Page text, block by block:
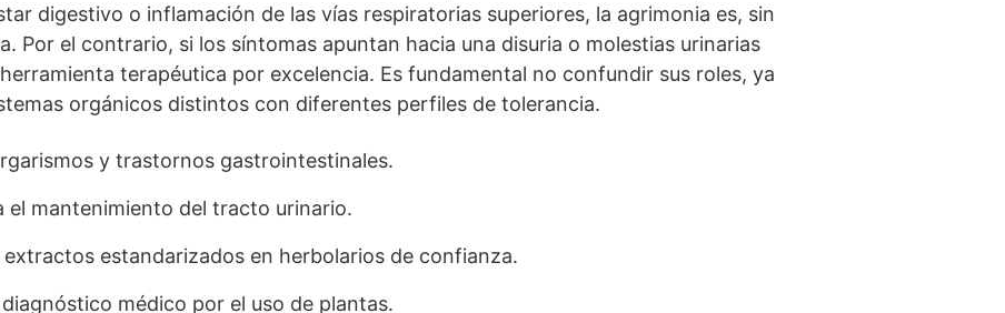
digestivo o inflamación de las vías respiratorias superiores, la agrimonia es, sin
Por el contrario, si los síntomas apuntan hacia una disuria o molestias urinarias
terapéutica por excelencia. Es fundamental no confundir sus roles, ya
orgánicos distintos con diferentes perfiles de tolerancia.
y trastornos gastrointestinales.
el mantenimiento del tracto urinario.
extractos estandarizados en herbolarios de confianza.
médico por el uso de plantas.